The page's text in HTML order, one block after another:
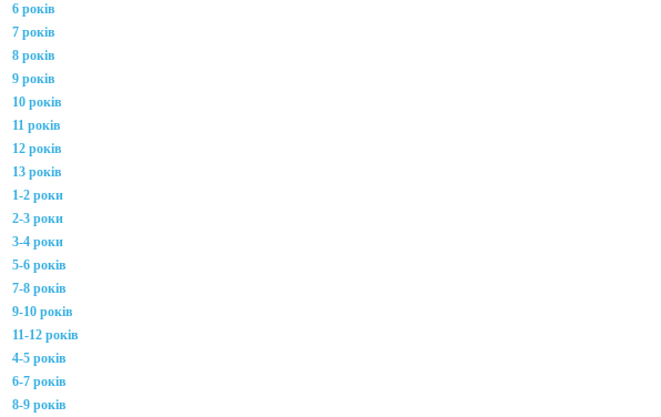
6 років
7 років
8 років
9 років
10 років
11 років
12 років
13 років
1-2 роки
2-3 роки
3-4 роки
5-6 років
7-8 років
9-10 років
11-12 років
4-5 років
6-7 років
8-9 років